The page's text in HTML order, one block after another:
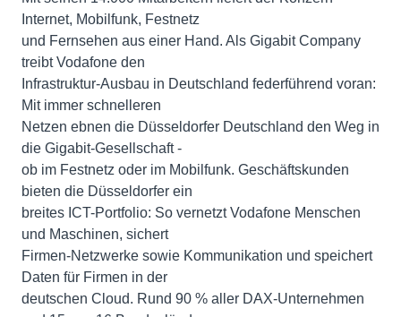
Internet, Mobilfunk, Festnetz
und Fernsehen aus einer Hand. Als Gigabit Company
treibt Vodafone den
Infrastruktur-Ausbau in Deutschland federführend voran:
Mit immer schnelleren
Netzen ebnen die Düsseldorfer Deutschland den Weg in
die Gigabit-Gesellschaft -
ob im Festnetz oder im Mobilfunk. Geschäftskunden
bieten die Düsseldorfer ein
breites ICT-Portfolio: So vernetzt Vodafone Menschen
und Maschinen, sichert
Firmen-Netzwerke sowie Kommunikation und speichert
Daten für Firmen in der
deutschen Cloud. Rund 90 % aller DAX-Unternehmen